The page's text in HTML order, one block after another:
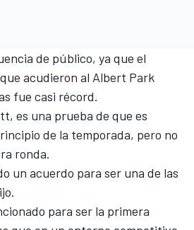
de público, ya que el
acudieron al Albert Park
fue casi récord.
es una prueba de que es
de la temporada, pero no
ronda.
un acuerdo para ser una de las
para ser la primera